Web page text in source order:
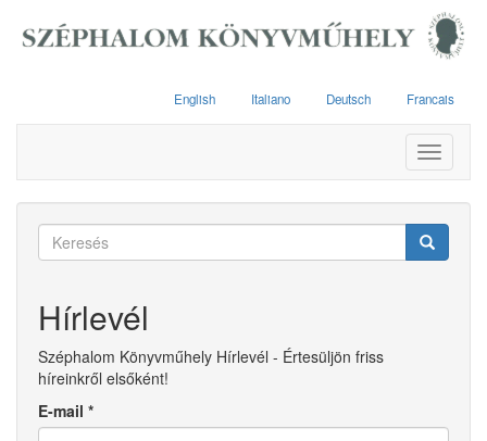
English Italiano Deutsch Francais
Toggle
Keresés
Hírlevél
Széphalom Könyvműhely Hírlevél - Értesüljön friss
híreinkről elsőként!
E-mail *